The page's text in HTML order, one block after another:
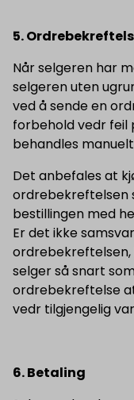
5.
Når selgeren har
selgeren uten
ved å sende en
forbehold vedr feil
behandles
Det anbefales at
ordrebekreftelsen
bestillingen med
Er det ikke
selger så snart
ordrebekreftelse
vedr tilgjengelig
6. Betaling